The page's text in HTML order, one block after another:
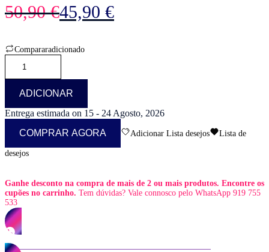
50,90€
O
preço
50,90 €.
45,90 €
O
preço
45,90 €.
Compararadicionado
Toalha
retangular
personalizar–
Ponha
a
ideia
na
mesa
ADICIONAR
Entrega estimada on 15 - 24 Agosto, 2026
COMPRAR AGORA
Adicionar Lista desejos Lista de
desejos
Ganhe desconto na compra de mais de 2 ou mais produtos. Encontre os
cupões no carrinho. Tem dúvidas? Vale connosco pelo WhatsApp 919 755
533
PERSONALIZE PELO WHATSAPP 919 755 533